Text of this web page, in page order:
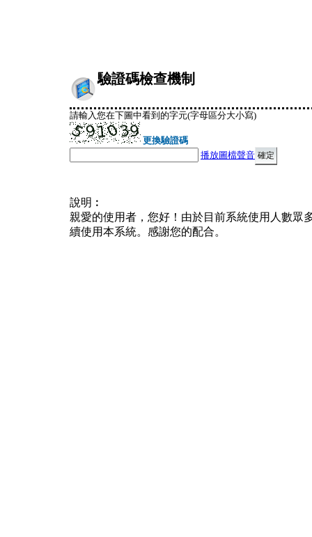
驗證碼檢查機制
請輸入您在下圖中看到的字元(字母區分大小寫)
更換驗證碼
播放圖檔聲音
說明︰
親愛的使用者，您好！由於目前系統使用人數眾
續使用本系統。感謝您的配合。